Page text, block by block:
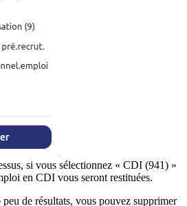
si vous sélectionnez « CDI (941) »
en CDI vous seront restituées.
de résultats, vous pouvez supprimer